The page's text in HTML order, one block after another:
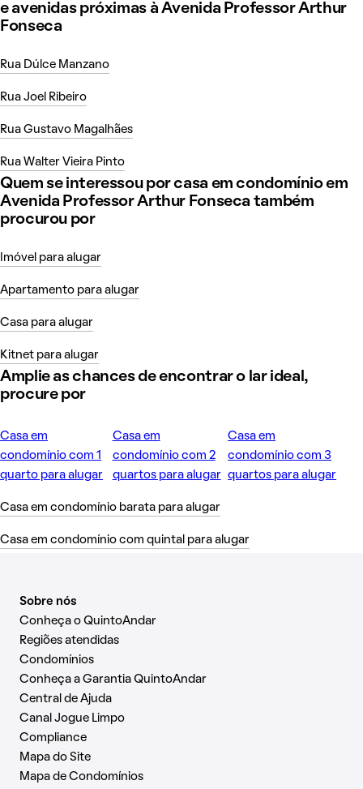
e avenidas próximas à Avenida Professor Arthur
Fonseca
Rua Dúlce Manzano
Rua Joel Ribeiro
Rua Gustavo Magalhães
Rua Walter Vieira Pinto
Quem se interessou por casa em condomínio em
Avenida Professor Arthur Fonseca também
procurou por
Imóvel para alugar
Apartamento para alugar
Casa para alugar
Kitnet para alugar
Amplie as chances de encontrar o lar ideal,
procure por
Casa em
condomínio com 1
quarto para alugar
Casa em
condomínio com 2
quartos para alugar
Casa em
condomínio com 3
quartos para alugar
Casa em condomínio barata para alugar
Casa em condomínio com quintal para alugar
Sobre nós
Conheça o QuintoAndar
Regiões atendidas
Condomínios
Conheça a Garantia QuintoAndar
Central de Ajuda
Canal Jogue Limpo
Compliance
Mapa do Site
Mapa de Condomínios